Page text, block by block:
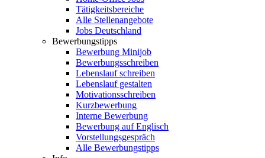
Tätigkeitsbereiche
Alle Stellenangebote
Jobs Deutschland
Bewerbungstipps
Bewerbung Minijob
Bewerbungsschreiben
Lebenslauf schreiben
Lebenslauf gestalten
Motivationsschreiben
Kurzbewerbung
Interne Bewerbung
Bewerbung auf Englisch
Vorstellungsgespräch
Alle Bewerbungstipps